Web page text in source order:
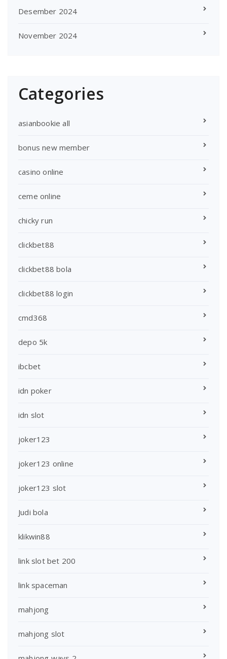
Desember 2024
November 2024
Categories
asianbookie all
bonus new member
casino online
ceme online
chicky run
clickbet88
clickbet88 bola
clickbet88 login
cmd368
depo 5k
ibcbet
idn poker
idn slot
joker123
joker123 online
joker123 slot
Judi bola
klikwin88
link slot bet 200
link spaceman
mahjong
mahjong slot